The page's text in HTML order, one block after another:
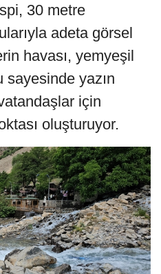
30 metre
adeta görsel
havası, yemyeşil
sayesinde yazın
için
oluşturuyor.